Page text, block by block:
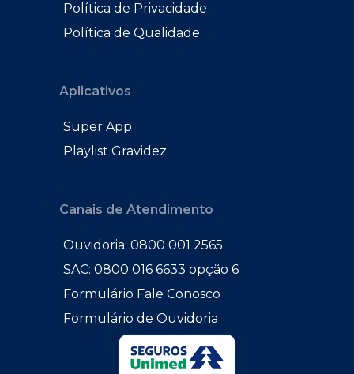
Política de Privacidade
Política de Qualidade
Aplicativos
Super App
Playlist Gravidez
Canais de Atendimento
Ouvidoria: 0800 001 2565
SAC: 0800 016 6633 opção 6
Formulário Fale Conosco
Formulário de Ouvidoria